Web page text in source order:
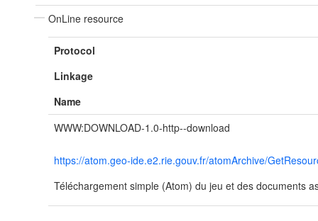
OnLine resource
Protocol
Linkage
Name
WWW:DOWNLOAD-1.0-http--download
https://atom.geo-ide.e2.rie.gouv.fr/atomArchive/
Téléchargement simple (Atom) du jeu et des documents